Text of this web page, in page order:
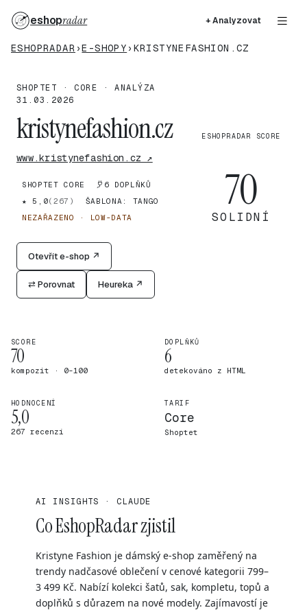
eshopradar + Analyzovat
ESHOPRADAR ›E-SHOPY › KRISTYNEFASHION.CZ
SHOPTET · CORE · ANALÝZA
31.03.2026
kristynefashion.cz
www.kristynefashion.cz ↗
SHOPTET CORE
6 DOPLŇKŮ
★ 5,0(267)
ŠABLONA: TANGO
NEZAŘAZENO · LOW-DATA
Otevřít e-shop ↗
⇄ Porovnat Heureka ↗
ESHOPRADAR SCORE
70
SOLIDNÍ
SCORE
70
kompozit · 0–100
DOPLŇKŮ
6
detekováno z HTML
HODNOCENÍ
5,0
267 recenzí
TARIF
Core
Shoptet
AI INSIGHTS · CLAUDE
Co EshopRadar zjistil
Kristyne Fashion je dámský e-shop zaměřený na
trendy nadčasové oblečení v cenové kategorii 799–
3 499 Kč. Nabízí kolekci šatů, sak, kompletu, topů a
doplňků s důrazem na nové modely. Zajímavostí je